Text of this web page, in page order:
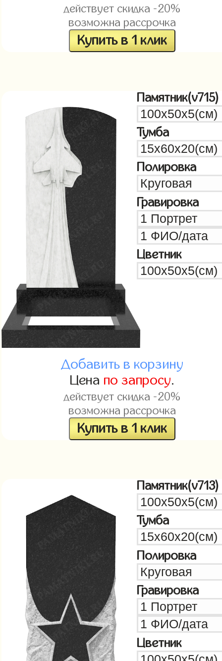
действует скидка -20%
возможна рассрочка
Купить в 1 клик
Памятник(v715)
Тумба
Полировка
Гравировка
Цветник
Добавить в корзину
Цена по запросу.
действует скидка -20%
возможна рассрочка
Купить в 1 клик
Памятник(v713)
Тумба
Полировка
Гравировка
Цветник